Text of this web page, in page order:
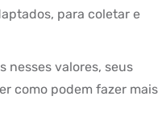
para coletar e
nesses valores, seus
como podem fazer mais